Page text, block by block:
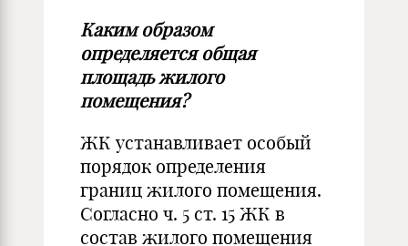
Каким образом
определяется общая
площадь жилого
помещения?
ЖК устанавливает особый
порядок определения
границ жилого помещения.
Согласно ч. 5 ст. 15 ЖК в
состав жилого помещения